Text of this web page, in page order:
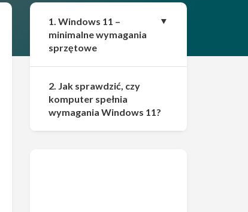
1. Windows 11 –
minimalne wymagania
sprzętowe
2. Jak sprawdzić, czy
komputer spełnia
wymagania Windows 11?